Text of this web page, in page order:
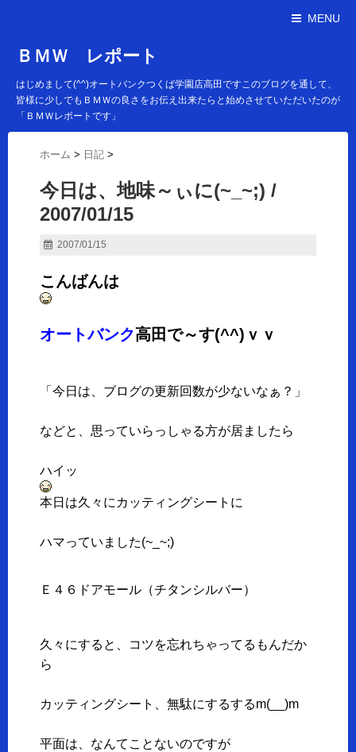
MENU
ＢＭＷ レポート
はじめまして(^^)オートバンクつくば学園店高田ですこのブログを通して、
皆様に少しでもＢＭＷの良さをお伝え出来たらと始めさせていただいたのが
「ＢＭＷレポートです」
ホーム > 日記 >
今日は、地味～ぃに(~_~;) /
2007/01/15
2007/01/15
こんばんは
オートバンク高田で～す(^^)ｖｖ
「今日は、ブログの更新回数が少ないなぁ？」
などと、思っていらっしゃる方が居ましたら
ハイッ
本日は久々にカッティングシートに
ハマっていました(~_~;)
Ｅ４６ドアモール（チタンシルバー）
久々にすると、コツを忘れちゃってるもんだか
ら
カッティングシート、無駄にするするm(__)m
平面は、なんてことないのですが